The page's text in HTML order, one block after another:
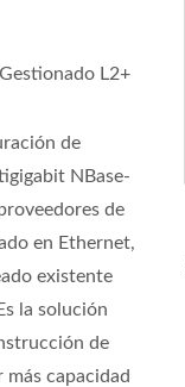
L2+
de
NBase-
de
en Ethernet,
existente
la solución
de
capacidad